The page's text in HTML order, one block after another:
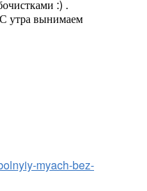
:) .
утра вынимаем
myach-bez-